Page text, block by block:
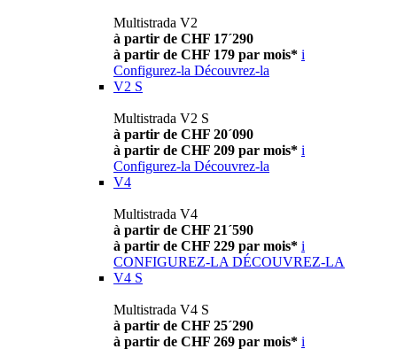
Multistrada V2
à partir de CHF 17´290
à partir de CHF 179 par mois* i
Configurez-la Découvrez-la
V2 S
Multistrada V2 S
à partir de CHF 20´090
à partir de CHF 209 par mois* i
Configurez-la Découvrez-la
V4
Multistrada V4
à partir de CHF 21´590
à partir de CHF 229 par mois* i
CONFIGUREZ-LA DÉCOUVREZ-LA
V4 S
Multistrada V4 S
à partir de CHF 25´290
à partir de CHF 269 par mois* i